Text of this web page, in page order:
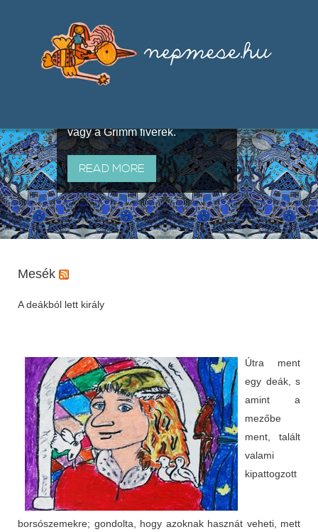
útján terjedő elbeszélésekből,
melyeket olyan ismert gyűjtők
állítottak össze, mint Benedek
vagy a Grimm fivérek.
READ MORE
Mesék
A deákból lett király
Útra ment
egy deák, s
amint a
mezőbe
ment, talált
valami
kipattogzott
borsószemekre; gondolta, hogy azoknak hasznát veheti, mett